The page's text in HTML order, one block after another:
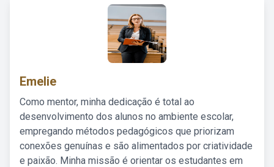
Emelie
Como mentor, minha dedicação é total ao
desenvolvimento dos alunos no ambiente escolar,
empregando métodos pedagógicos que priorizam
conexões genuínas e são alimentados por criatividade
e paixão. Minha missão é orientar os estudantes em